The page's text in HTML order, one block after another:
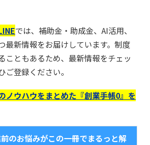
では、補助金・助成金、AI活用、
最新情報をお届けしています。制度
こともあるため、最新情報をチェッ
ご登録ください。
ノウハウをまとめた『創業手帳0』を
前のお悩みがこの一冊でまるっと解